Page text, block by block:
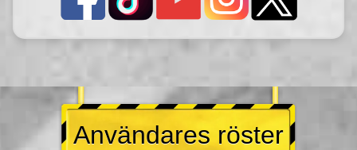
Användares röster